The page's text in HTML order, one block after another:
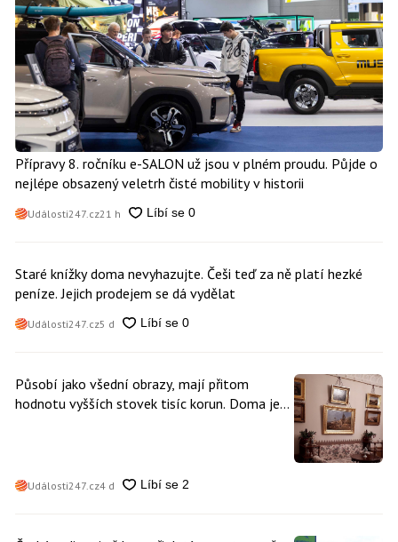
Přípravy 8. ročníku e-SALON už jsou v plném proudu. Půjde o
nejlépe obsazený veletrh čisté mobility v historii
Události247.cz21 h
Staré knížky doma nevyhazujte. Češi teď za ně platí hezké
peníze. Jejich prodejem se dá vydělat
Události247.cz5 d
Působí jako všední obrazy, mají přitom
hodnotu vyšších stovek tisíc korun. Doma je
Události247.cz4 d